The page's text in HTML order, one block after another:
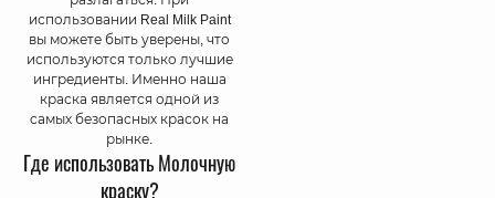
использовании Real Milk Paint
вы можете быть уверены, что
используются только лучшие
ингредиенты. Именно наша
краска является одной из
самых безопасных красок на
рынке.
Где использовать Молочную
краску?